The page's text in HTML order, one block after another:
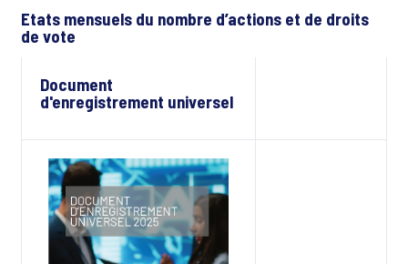
Etats mensuels du nombre d’actions et de droits
de vote
Document
d'enregistrement universel